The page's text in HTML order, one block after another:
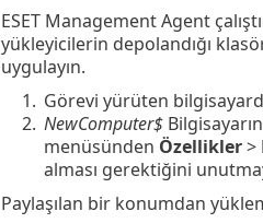
ESET Management Agent
yükleyicilerin depolandığı
uygulayın.
1. Görevi yürüten
2. NewComputer$
menüsünden Özellikler>
alması gerektiğini
Paylaşılan bir konumdan